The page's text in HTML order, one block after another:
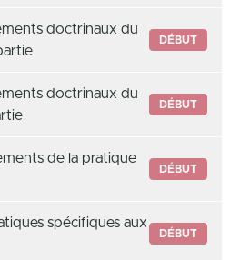
doctrinaux du
DÉBUT
doctrinaux du
DÉBUT
de la pratique
DÉBUT
spécifiques aux
DÉBUT